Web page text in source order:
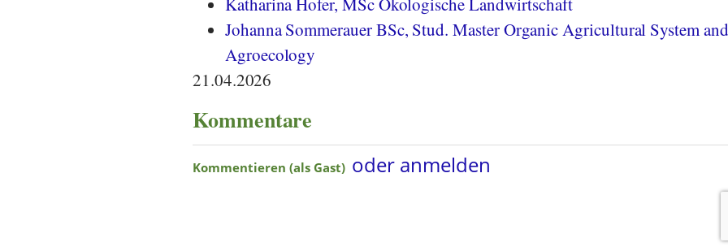
Johanna Sommerauer BSc, Stud. Master Organic Agricultural System and
Agroecology
21.04.2026
Kommentare